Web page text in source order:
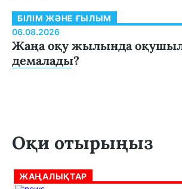
БІЛІМ ЖӘНЕ ҒЫЛЫМ
06.08.2026
Жаңа оқу жылында
демалады?
Оқи отырыңыз
ЖАҢАЛЫҚТАР